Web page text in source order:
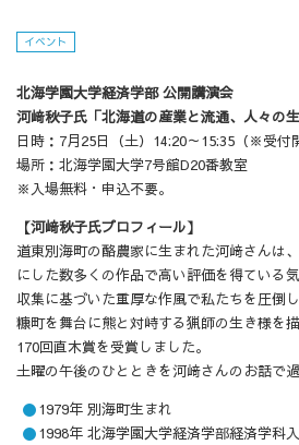
イベント
北海学園大学経済学部 公開講演会
河﨑秋子氏「北海道の産業と流通、人々の生
日時：7月25日（土）14:20～15:35（※受付
場所：北海学園大学7号館D20番教室
※入場無料・申込不要。
【河﨑秋子氏プロフィール】
道東別海町の酪農家に生まれた河﨑さんは
にした数多くの作品で高い評価を得ている
収集に基づいた重厚な作風で私たちを圧倒
糠町を舞台に熊と対峙する猟師の生き様を
170回直木賞を受賞しました。
土曜の午後のひとときを河﨑さんのお話で
1979年 別海町生まれ
1998年 北海学園大学経済学部経済学科